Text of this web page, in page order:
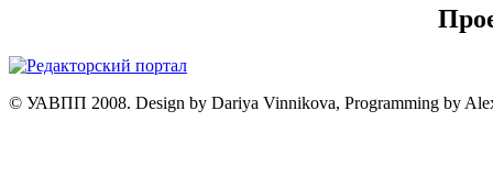
© УАВПП 2008. Design by Dariya Vinnikova, Programming by